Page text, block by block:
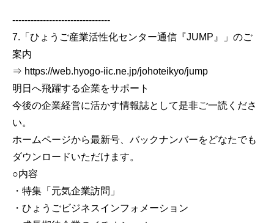
--------------------------------
7.「ひょうご産業活性化センター通信『JUMP』」のご
案内
⇒ https://web.hyogo-iic.ne.jp/johoteikyo/jump
明日へ飛躍する企業をサポート
今後の企業経営に活かす情報誌として是非ご一読くださ
い。
ホームページから最新号、バックナンバーをどなたでも
ダウンロードいただけます。
○内容
・特集「元気企業訪問」
・ひょうごビジネスインフォメーション